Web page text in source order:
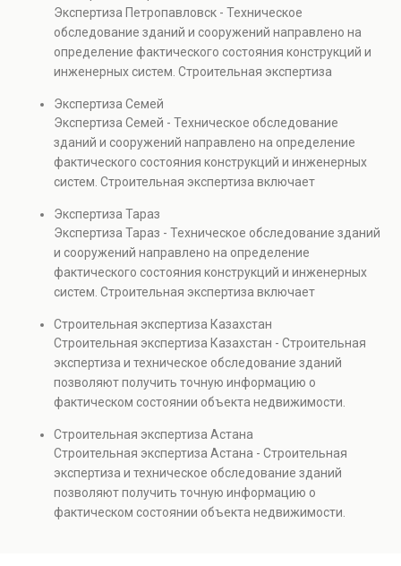
Услуга востребована при покупке недвижимости,
капитальном ремонте и реконструкции объектов, а
также при судебных разбирательствах и технических
проверках.
Экспертиза Петропавловск - Техническое
обследование зданий и сооружений направлено на
определение фактического состояния конструкций и
инженерных систем. Строительная экспертиза
прочности элементов и оценку эксплуатационной
безопасности. Услуга востребована при покупке
недвижимости, капитальном ремонте и реконструкции
объектов, а также при судебных разбирательствах и
технических проверках.
Экспертиза Семей
Экспертиза Семей - Техническое обследование
зданий и сооружений направлено на определение
фактического состояния конструкций и инженерных
систем. Строительная экспертиза включает
элементов и оценку эксплуатационной безопасности.
Услуга востребована при покупке недвижимости,
капитальном ремонте и реконструкции объектов, а
также при судебных разбирательствах и технических
проверках.
Экспертиза Тараз
Экспертиза Тараз - Техническое обследование зданий
и сооружений направлено на определение
фактического состояния конструкций и инженерных
систем. Строительная экспертиза включает
элементов и оценку эксплуатационной безопасности.
Услуга востребована при покупке недвижимости,
капитальном ремонте и реконструкции объектов, а
также при судебных разбирательствах и технических
проверках.
Строительная экспертиза Казахстан
Строительная экспертиза Казахстан - Строительная
экспертиза и техническое обследование зданий
позволяют получить точную информацию о
фактическом состоянии объекта недвижимости.
инженерных систем с выявлением скрытых дефектов
и нарушений. Услуга используется для проверки
качества строительства, подготовки к реконструкции,
оценки рисков и судебных разбирательств.
Результатом является официальное техническое
Строительная экспертиза Астана
Строительная экспертиза Астана - Строительная
экспертиза и техническое обследование зданий
позволяют получить точную информацию о
фактическом состоянии объекта недвижимости.